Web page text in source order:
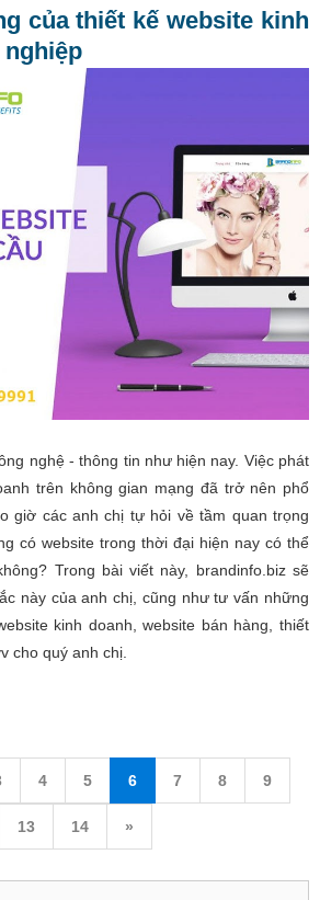
của thiết kế website kinh
nghiệp
nghệ - thông tin như hiện nay. Việc phát
trên không gian mạng đã trở nên phổ
giờ các anh chị tự hỏi về tầm quan trọng
có website trong thời đại hiện nay có thể
Trong bài viết này, brandinfo.biz sẽ
này của anh chị, cũng như tư vấn những
kinh doanh, website bán hàng, thiết
cho quý anh chị.
4 5 6 7 8 9
13 14 »